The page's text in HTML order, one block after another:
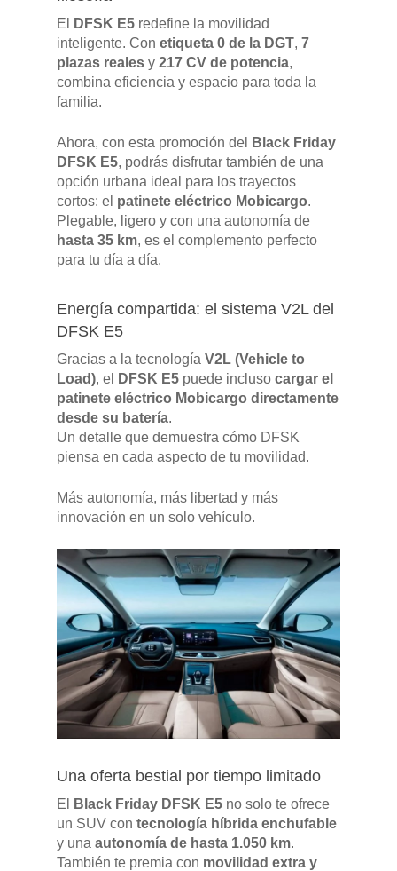
El DFSK E5 redefine la movilidad
inteligente. Con etiqueta 0 de la DGT, 7
plazas reales y 217 CV de potencia,
combina eficiencia y espacio para toda la
familia.
Ahora, con esta promoción del
Black Friday
DFSK E5, podrás disfrutar también de una
opción urbana ideal para los trayectos
cortos: el patinete eléctrico Mobicargo.
Plegable, ligero y con una autonomía de
hasta 35 km, es el complemento perfecto
para tu día a día.
Energía compartida: el sistema V2L del
DFSK E5
Gracias a la tecnología V2L (Vehicle to
Load), el DFSK E5 puede incluso cargar el
patinete eléctrico Mobicargo directamente
desde su batería.
Un detalle que demuestra cómo DFSK
piensa en cada aspecto de tu movilidad.
Más autonomía, más libertad y más
innovación en un solo vehículo.
Una oferta bestial por tiempo limitado
El Black Friday DFSK E5 no solo te ofrece
un SUV con tecnología híbrida enchufable
y una autonomía de hasta 1.050 km.
También te premia con movilidad extra y
GAMA
DFSK 500
DFSK E5
DFSK 600
SOBRE DFSK
RENTING
POSTVENTA
Garantías
Mantenimiento
Manuales y catálogos
BLOG
CONTACTO